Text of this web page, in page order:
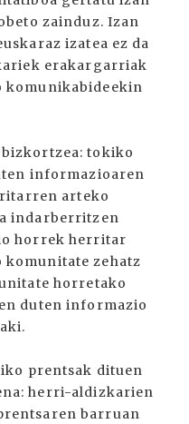
zainduz. Izan
izatea ez da
erakargarriak
komunikabideekin
tokiko
informazioaren
arteko
indarberritzen
horrek herritar
zehatz
horretako
duten informazio
prentsak dituen
herri-aldizkarien
barruan